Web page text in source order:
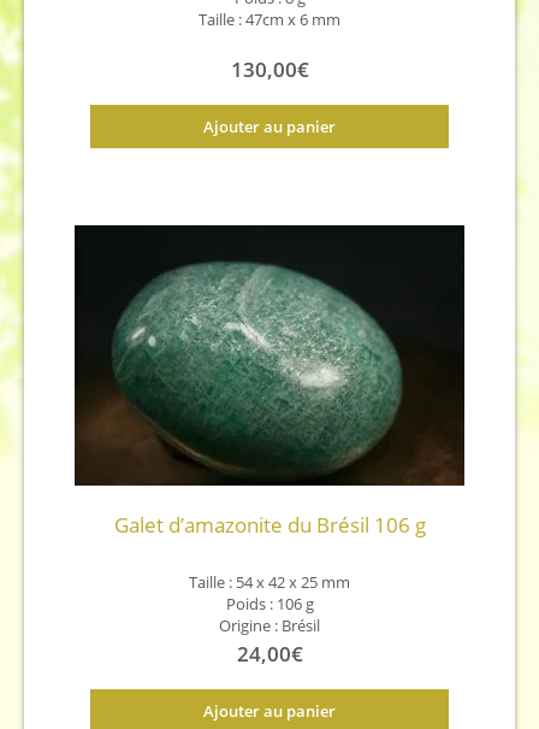
Taille : 47cm x 6 mm
130,00€
Ajouter au panier
Galet d’amazonite du Brésil 106 g
Taille : 54 x 42 x 25 mm
Poids : 106 g
Origine : Brésil
24,00€
Ajouter au panier